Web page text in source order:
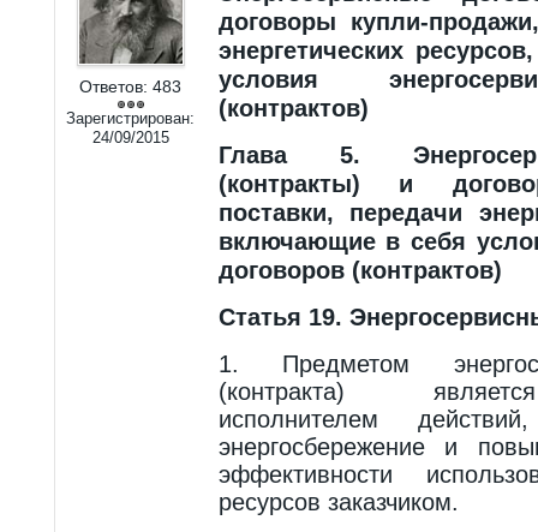
Ответов: 483
Зарегистрирован:
24/09/2015
договоры купли-
энергетических
условия
(контрактов)
Глава 5.
(контракты) и
поставки, передачи
включающие в себя
договоров (контрактов)
Статья 19.
1. Предметом
(контракта)
исполнителем
энергосбережение и
эффективности
ресурсов заказчиком.